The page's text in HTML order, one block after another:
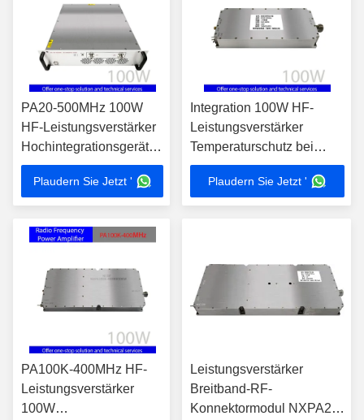
PA20-500MHz 100W
HF-Leistungsverstärker
Hochintegrationsgerät
für EMV-Tests und
Signalverstärkung
Plaudern Sie Jetzt '
Integration 100W HF-
Leistungsverstärker
Temperaturschutz bei
80°C für EMV-
Testsignalverstärkung im
UV-Band 20-512MHz
Plaudern Sie Jetzt '
PA100K-400MHz HF-
Leistungsverstärker
100W
Leistungsverstärker
Breitband-RF-
Konnektormodul NXPA20-